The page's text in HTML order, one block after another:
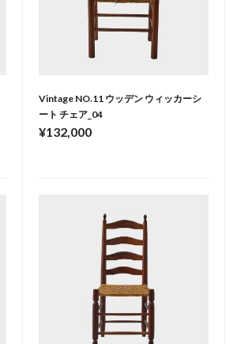
Vintage NO.11 ウッデン ウィッカーシ
ート チェア_04
¥132,000